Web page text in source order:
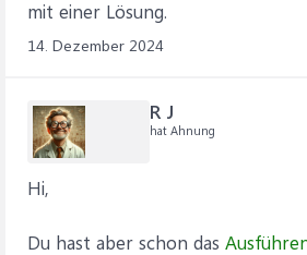
mit einer Lösung.
14. Dezember 2024
R J
hat Ahnung
Hi,
Du hast aber schon das